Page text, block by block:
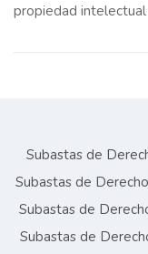
propiedad
Subastas de
Subastas de
Subastas de
Subastas de